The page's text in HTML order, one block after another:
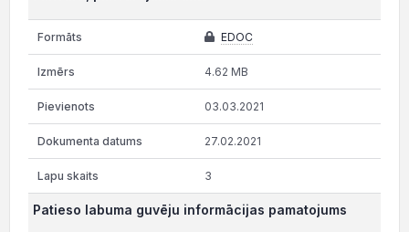
EDOC
4.62 MB
03.03.2021
27.02.2021
3
Patieso labuma guvēju informācijas pamatojums